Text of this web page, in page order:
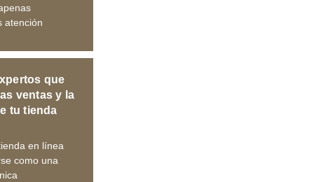
atención
que
ventas y la
tu tienda
en línea
como una